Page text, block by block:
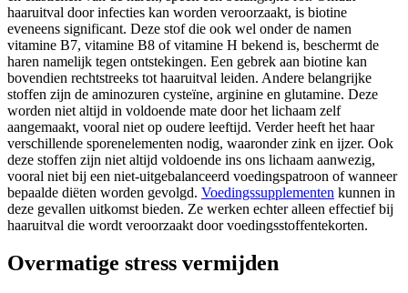
haaruitval door infecties kan worden veroorzaakt, is biotine
eveneens significant. Deze stof die ook wel onder de namen
vitamine B7, vitamine B8 of vitamine H bekend is, beschermt de
haren namelijk tegen ontstekingen. Een gebrek aan biotine kan
bovendien rechtstreeks tot haaruitval leiden. Andere belangrijke
stoffen zijn de aminozuren cysteïne, arginine en glutamine. Deze
worden niet altijd in voldoende mate door het lichaam zelf
aangemaakt, vooral niet op oudere leeftijd. Verder heeft het haar
verschillende sporenelementen nodig, waaronder zink en ijzer. Ook
deze stoffen zijn niet altijd voldoende ins ons lichaam aanwezig,
vooral niet bij een niet-uitgebalanceerd voedingspatroon of wanneer
bepaalde diëten worden gevolgd. Voedingssupplementen kunnen in
deze gevallen uitkomst bieden. Ze werken echter alleen effectief bij
haaruitval die wordt veroorzaakt door voedingsstoffentekorten.
Overmatige stress vermijden